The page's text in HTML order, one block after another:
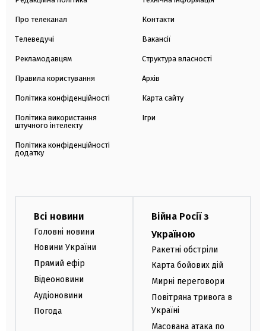
Про телеканал
Телеведучі
Рекламодавцям
Правила користування
Політика конфіденційності
Політика використання
штучного інтелекту
Політика конфіденційності
додатку
Контакти
Вакансії
Структура власності
Архів
Карта сайту
Ігри
Всі новини
Головні новини
Новини України
Прямий ефір
Відеоновини
Аудіоновини
Погода
Війна Росії з
Україною
Ракетні обстріли
Карта бойових дій
Мирні переговори
Повітряна тривога в
Україні
Масована атака по